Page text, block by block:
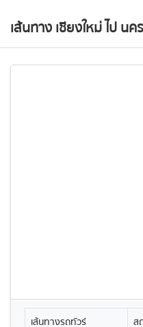
เส้นทาง เชียงใหม่ ไป น
เส้นทางรถทัวร์
ส